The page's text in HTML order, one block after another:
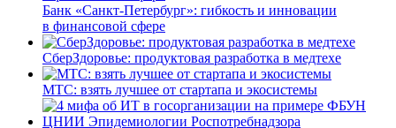
Банк «Санкт-Петербург»: гибкость и инновации
в финансовой сфере
СберЗдоровье: продуктовая разработка в медтехе
МТС: взять лучшее от стартапа и экосистемы